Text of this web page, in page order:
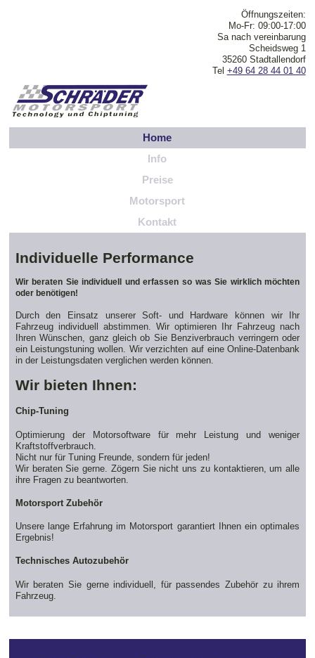
Öffnungszeiten:
Mo-Fr: 09:00-17:00
Sa nach vereinbarung
Scheidsweg 1
35260 Stadtallendorf
Tel +49 64 28 44 01 40
Home
Info
Preise
Motorsport
Kontakt
Individuelle Performance
Wir beraten Sie individuell und erfassen so was Sie wirklich möchten
oder benötigen!
Durch den Einsatz unserer Soft- und Hardware können wir Ihr
Fahrzeug individuell abstimmen. Wir optimieren Ihr Fahrzeug nach
Ihren Wünschen, ganz gleich ob Sie Benziverbrauch verringern oder
ein Leistungstuning wollen. Wir verzichten auf eine Online-Datenbank
in der Leistungsdaten verglichen werden können.
Wir bieten Ihnen:
Chip-Tuning
Optimierung der Motorsoftware für mehr Leistung und weniger
Kraftstoffverbrauch.
Nicht nur für Tuning Freunde, sondern für jeden!
Wir beraten Sie gerne. Zögern Sie nicht uns zu kontaktieren, um alle
ihre Fragen zu beantworten.
Motorsport Zubehör
Unsere lange Erfahrung im Motorsport garantiert Ihnen ein optimales
Ergebnis!
Technisches Autozubehör
Wir beraten Sie gerne individuell, für passendes Zubehör zu ihrem
Fahrzeug.